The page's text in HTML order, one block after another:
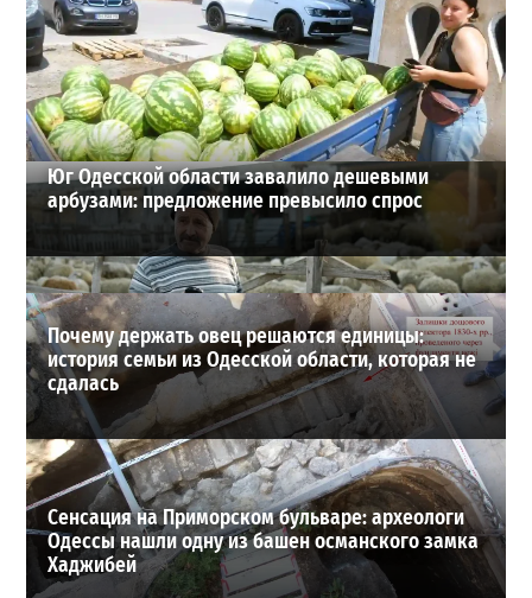
Шезлонги, бунгало и VIP-зоны: сколько придется
заплатить за отдых в Аркадии
21-07-2026 в 19:23
ВИБОР РЕДАКЦИИ
Юг Одесской области завалило дешевыми
арбузами: предложение превысило спрос
Почему держать овец решаются единицы:
история семьи из Одесской области, которая не
сдалась
Сенсация на Приморском бульваре: археологи
Одессы нашли одну из башен османского замка
Хаджибей